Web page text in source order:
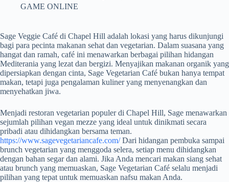
GAME ONLINE
Sage Veggie Café di Chapel Hill adalah lokasi yang harus dikunjungi
bagi para pecinta makanan sehat dan vegetarian. Dalam suasana yang
hangat dan ramah, café ini menawarkan berbagai pilihan hidangan
Mediterania yang lezat dan bergizi. Menyajikan makanan organik yang
dipersiapkan dengan cinta, Sage Vegetarian Café bukan hanya tempat
makan, tetapi juga pengalaman kuliner yang menyenangkan dan
menyehatkan jiwa.
Menjadi restoran vegetarian populer di Chapel Hill, Sage menawarkan
sejumlah pilihan vegan mezze yang ideal untuk dinikmati secara
pribadi atau dihidangkan bersama teman.
https://www.sagevegetariancafe.com/Dari hidangan pembuka sampai
brunch vegetarian yang menggoda selera, setiap menu dihidangkan
dengan bahan segar dan alami. Jika Anda mencari makan siang sehat
atau brunch yang memuaskan, Sage Vegetarian Café selalu menjadi
pilihan yang tepat untuk memuaskan nafsu makan Anda.